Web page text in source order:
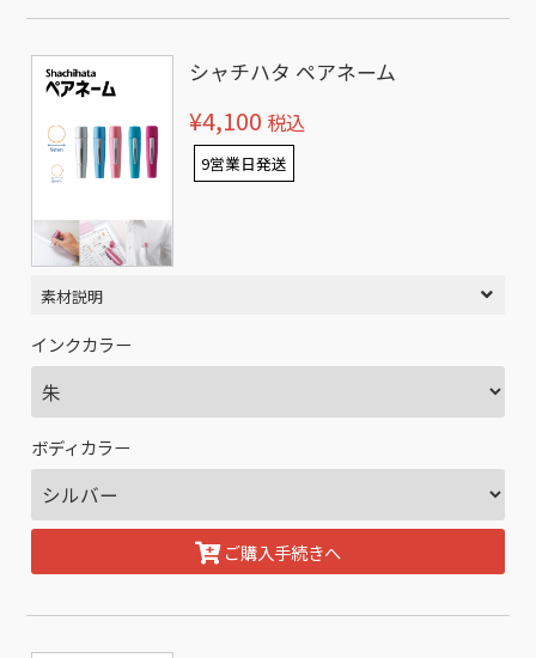
シャチハタ ペアネーム
¥4,100 税込
9営業日発送
素材説明
インクカラー
ボディカラー
ご購入手続きへ